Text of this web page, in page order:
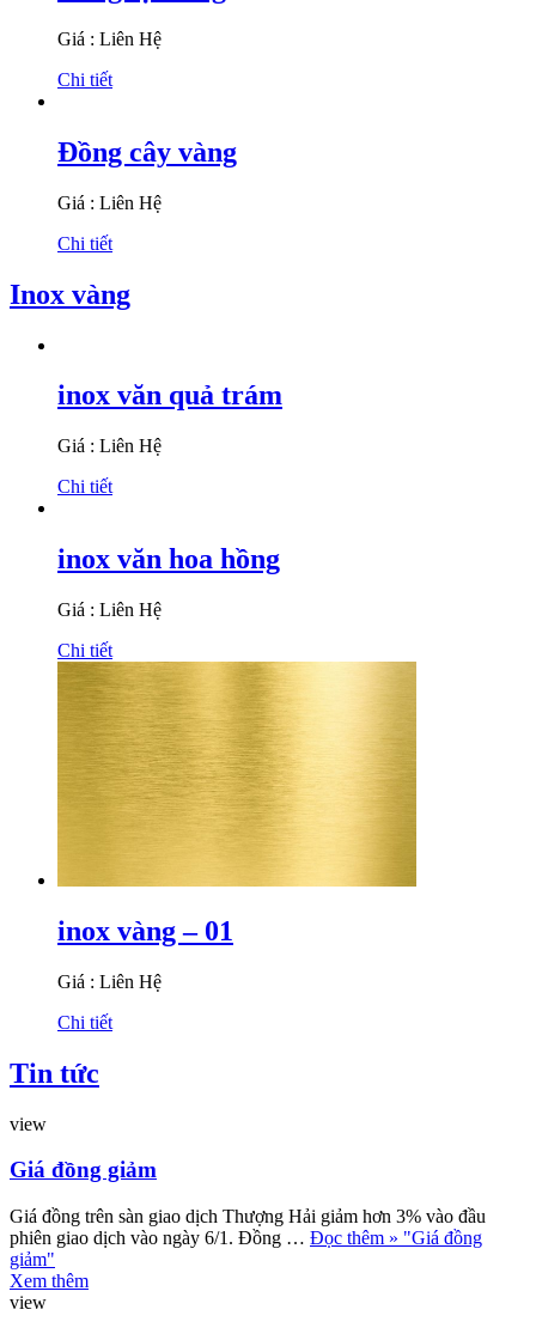
Giá : Liên Hệ
Chi tiết
Đồng cây vàng
Giá : Liên Hệ
Chi tiết
Inox vàng
inox văn quả trám
Giá : Liên Hệ
Chi tiết
inox văn hoa hồng
Giá : Liên Hệ
Chi tiết
inox vàng – 01
Giá : Liên Hệ
Chi tiết
Tin tức
view
Giá đồng giảm
Giá đồng trên sàn giao dịch Thượng Hải giảm hơn 3% vào đầu
phiên giao dịch vào ngày 6/1. Đồng … Đọc thêm » "Giá đồng
giảm"
Xem thêm
view